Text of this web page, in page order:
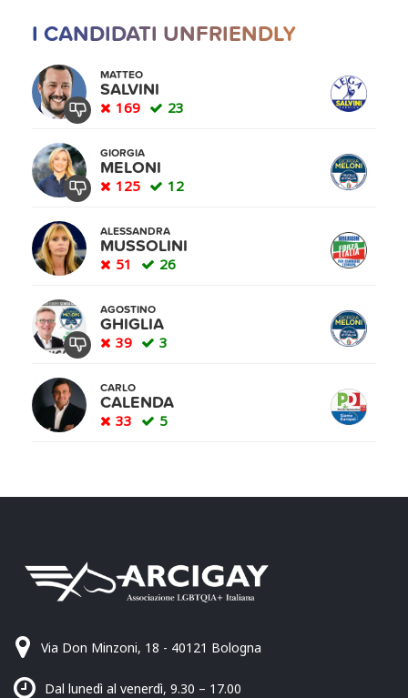
I CANDIDATI UNFRIENDLY
MATTEO
SALVINI
169 23
GIORGIA
MELONI
125 12
ALESSANDRA
MUSSOLINI
51 26
AGOSTINO
GHIGLIA
39 3
CARLO
CALENDA
33 5
Via Don Minzoni, 18 - 40121 Bologna
Dal lunedì al venerdì, 9.30 – 17.00